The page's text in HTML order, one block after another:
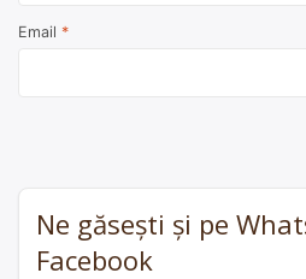
Email *
Ne găsești și pe
Facebook